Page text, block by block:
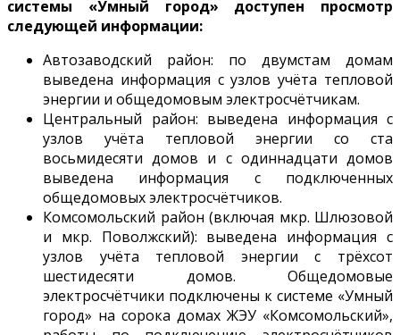
системы «Умный город» доступен просмотр
следующей информации:
Автозаводский район: по двумстам домам
выведена информация с узлов учёта тепловой
энергии и общедомовым электросчётчикам.
Центральный район: выведена информация с
узлов учёта тепловой энергии со ста
восьмидесяти домов и с одиннадцати домов
выведена информация с подключенных
общедомовых электросчётчиков.
Комсомольский район (включая мкр. Шлюзовой
и мкр. Поволжский): выведена информация с
узлов учёта тепловой энергии с трёхсот
шестидесяти домов. Общедомовые
электросчётчики подключены к системе «Умный
город» на сорока домах ЖЭУ «Комсомольский»,